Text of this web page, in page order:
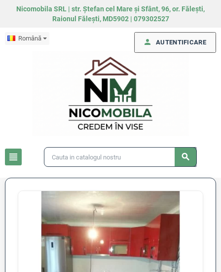
Nicomobila SRL | str. Ștefan cel Mare și Sfânt, 96, or. Fălești,
Raionul Fălești, MD5902 | 079302527
Română
view_headline search
person AUTENTIFICARE